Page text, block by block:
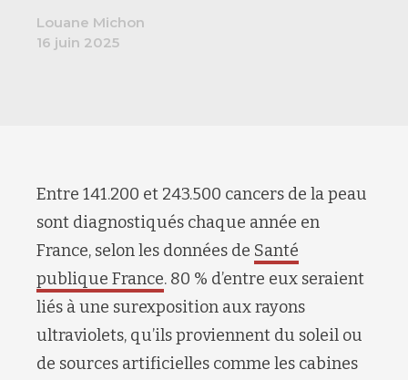
Louane Michon
16 juin 2025
Entre 141.200 et 243.500 cancers de la peau
sont diagnostiqués chaque année en
France, selon les données de Santé
publique France. 80 % d’entre eux seraient
liés à une surexposition aux rayons
ultraviolets, qu’ils proviennent du soleil ou
de sources artificielles comme les cabines